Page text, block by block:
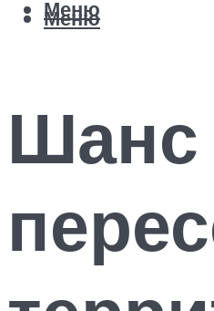
Меню
Меню
Шанс